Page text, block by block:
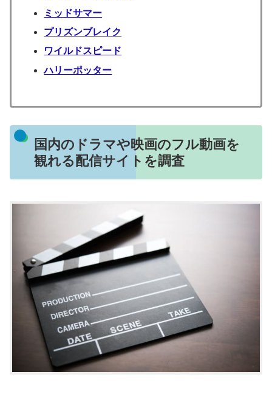
ミッドサマー
プリズンブレイク
ワイルドスピード
ハリーポッター
国内のドラマや映画のフル動画を
観れる配信サイトを調査